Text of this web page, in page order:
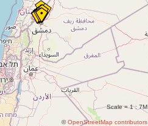
Scale = 1 : 7M
©OpenStreetMap contributors